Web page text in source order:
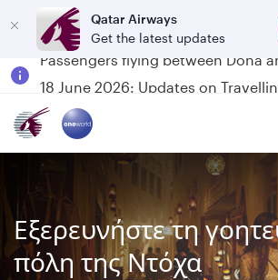
Qatar Airways
Get the latest updates
Εξερευνήστε τη
πόλη της Ντόχα